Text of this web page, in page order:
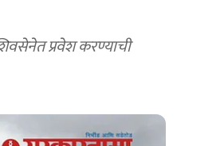
प्रवेश करण्याची